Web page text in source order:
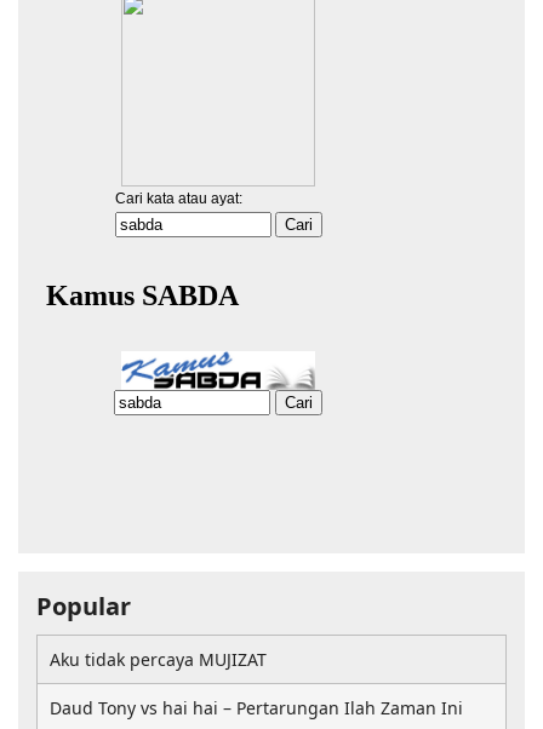
Popular
Aku tidak percaya MUJIZAT
Daud Tony vs hai hai – Pertarungan Ilah Zaman Ini